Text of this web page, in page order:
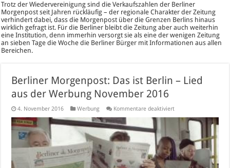
Trotz der Wiedervereinigung sind die Verkaufszahlen der Berliner
Morgenpost seit Jahren rückläufig – der regionale Charakter der Zeitung
verhindert dabei, dass die Morgenpost über die Grenzen Berlins hinaus
wirklich gefragt ist. Für die Berliner bleibt die Zeitung aber auch weiterhin
eine Institution, denn immerhin versorgt sie als eine der wenigen Zeitung
an sieben Tage die Woche die Berliner Bürger mit Informationen aus allen
Bereichen.
Berliner Morgenpost: Das ist Berlin – Lied
aus der Werbung November 2016
4. November 2016 Werbung Kommentare deaktiviertfür
Morgenpost:
Berlin
–
Lied
aus